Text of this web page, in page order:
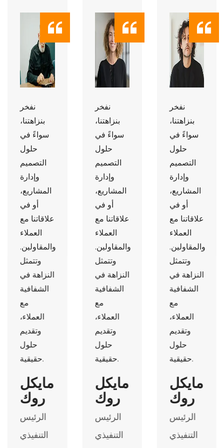
نفخر
بنزاهتنا،
سواءً في
حلول
التصميم
وإدارة
المشاريع،
أو في
علاقاتنا مع
العملاء
والمقاولين.
وتتمثل
النزاهة في
الشفافية
مع
العملاء،
وتقديم
حلول
حقيقية.
مايكل
روك
الرئيس
التنفيذي
نفخر
بنزاهتنا،
سواءً في
حلول
التصميم
وإدارة
المشاريع،
أو في
علاقاتنا مع
العملاء
والمقاولين.
وتتمثل
النزاهة في
الشفافية
مع
العملاء،
وتقديم
حلول
حقيقية.
مايكل
روك
الرئيس
التنفيذي
نفخر
بنزاهتنا،
سواءً في
حلول
التصميم
وإدارة
المشاريع،
أو في
علاقاتنا مع
العملاء
والمقاولين.
وتتمثل
النزاهة في
الشفافية
مع
العملاء،
وتقديم
حلول
حقيقية.
مايكل
روك
الرئيس
التنفيذي